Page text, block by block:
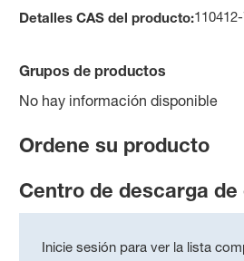
Detalles CAS del producto:
Grupos de productos
No hay información disponible
Ordene su producto
Centro de descarga
Inicie sesión para ver la lista